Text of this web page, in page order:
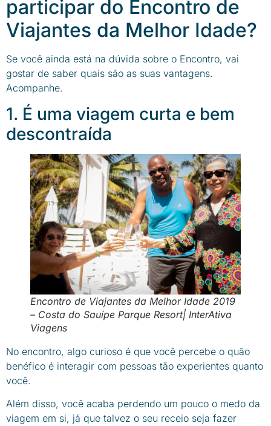
participar do Encontro de
Viajantes da Melhor Idade?
Se você ainda está na dúvida sobre o Encontro, vai
gostar de saber quais são as suas vantagens.
Acompanhe.
1. É uma viagem curta e bem
descontraída
Encontro de Viajantes da Melhor Idade 2019
– Costa do Sauípe Parque Resort| InterAtiva
Viagens
No encontro, algo curioso é que você percebe o quão
benéfico é interagir com pessoas tão experientes quanto
você.
Além disso, você acaba perdendo um pouco o medo da
viagem em si, já que talvez o seu receio seja fazer